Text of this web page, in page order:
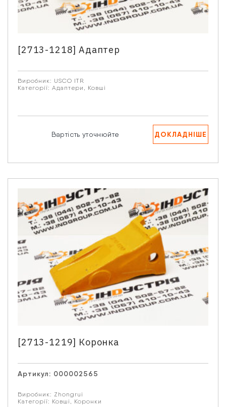
[2713-1218] Адаптер
Виробник: USCO ITR
Категорії: Адаптери , Ковші
Вартість уточнюйте ДОКЛАДНІШЕ
[2713-1219] Коронка
Артикул: 000002565
Виробник: Zhongrui
Категорії: Ковші , Коронки